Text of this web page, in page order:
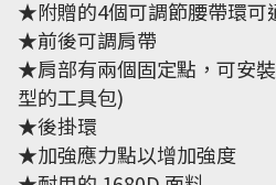
★附贈的4個可調節腰帶環可
★前後可調肩帶
★肩部有兩個固定點，可安
型的工具包)
★後掛環
★加強應力點以增加強度